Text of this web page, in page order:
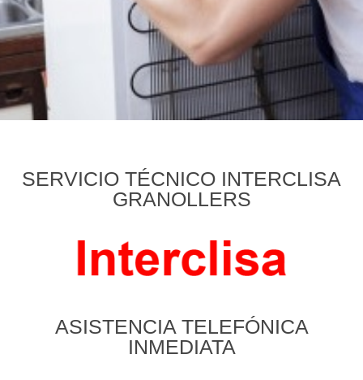
SERVICIO TÉCNICO INTERCLISA
GRANOLLERS
ASISTENCIA TELEFÓNICA
INMEDIATA